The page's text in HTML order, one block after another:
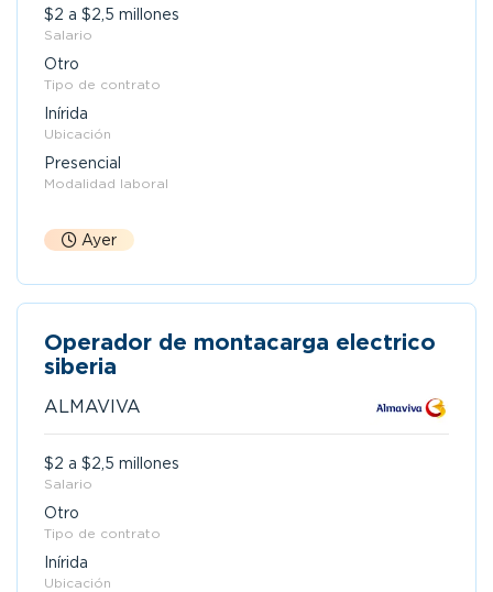
$2 a $2,5 millones
Salario
Otro
Tipo de contrato
Inírida
Ubicación
Presencial
Modalidad laboral
Ayer
Operador de montacarga electrico
siberia
ALMAVIVA
$2 a $2,5 millones
Salario
Otro
Tipo de contrato
Inírida
Ubicación